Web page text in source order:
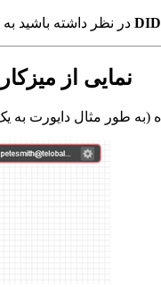
در نظر داشته باشید به شماره DID
نمایی از